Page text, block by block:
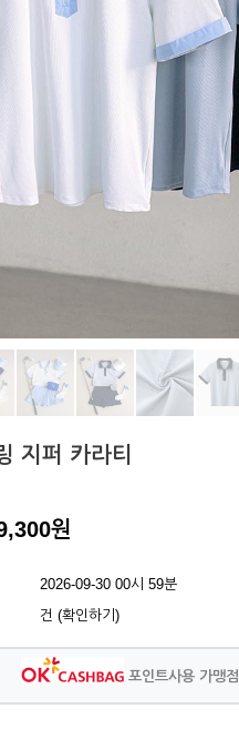
지퍼 카라티
원
2026-09-30 00시 59분
건 (확인하기)
포인트사용 가맹점